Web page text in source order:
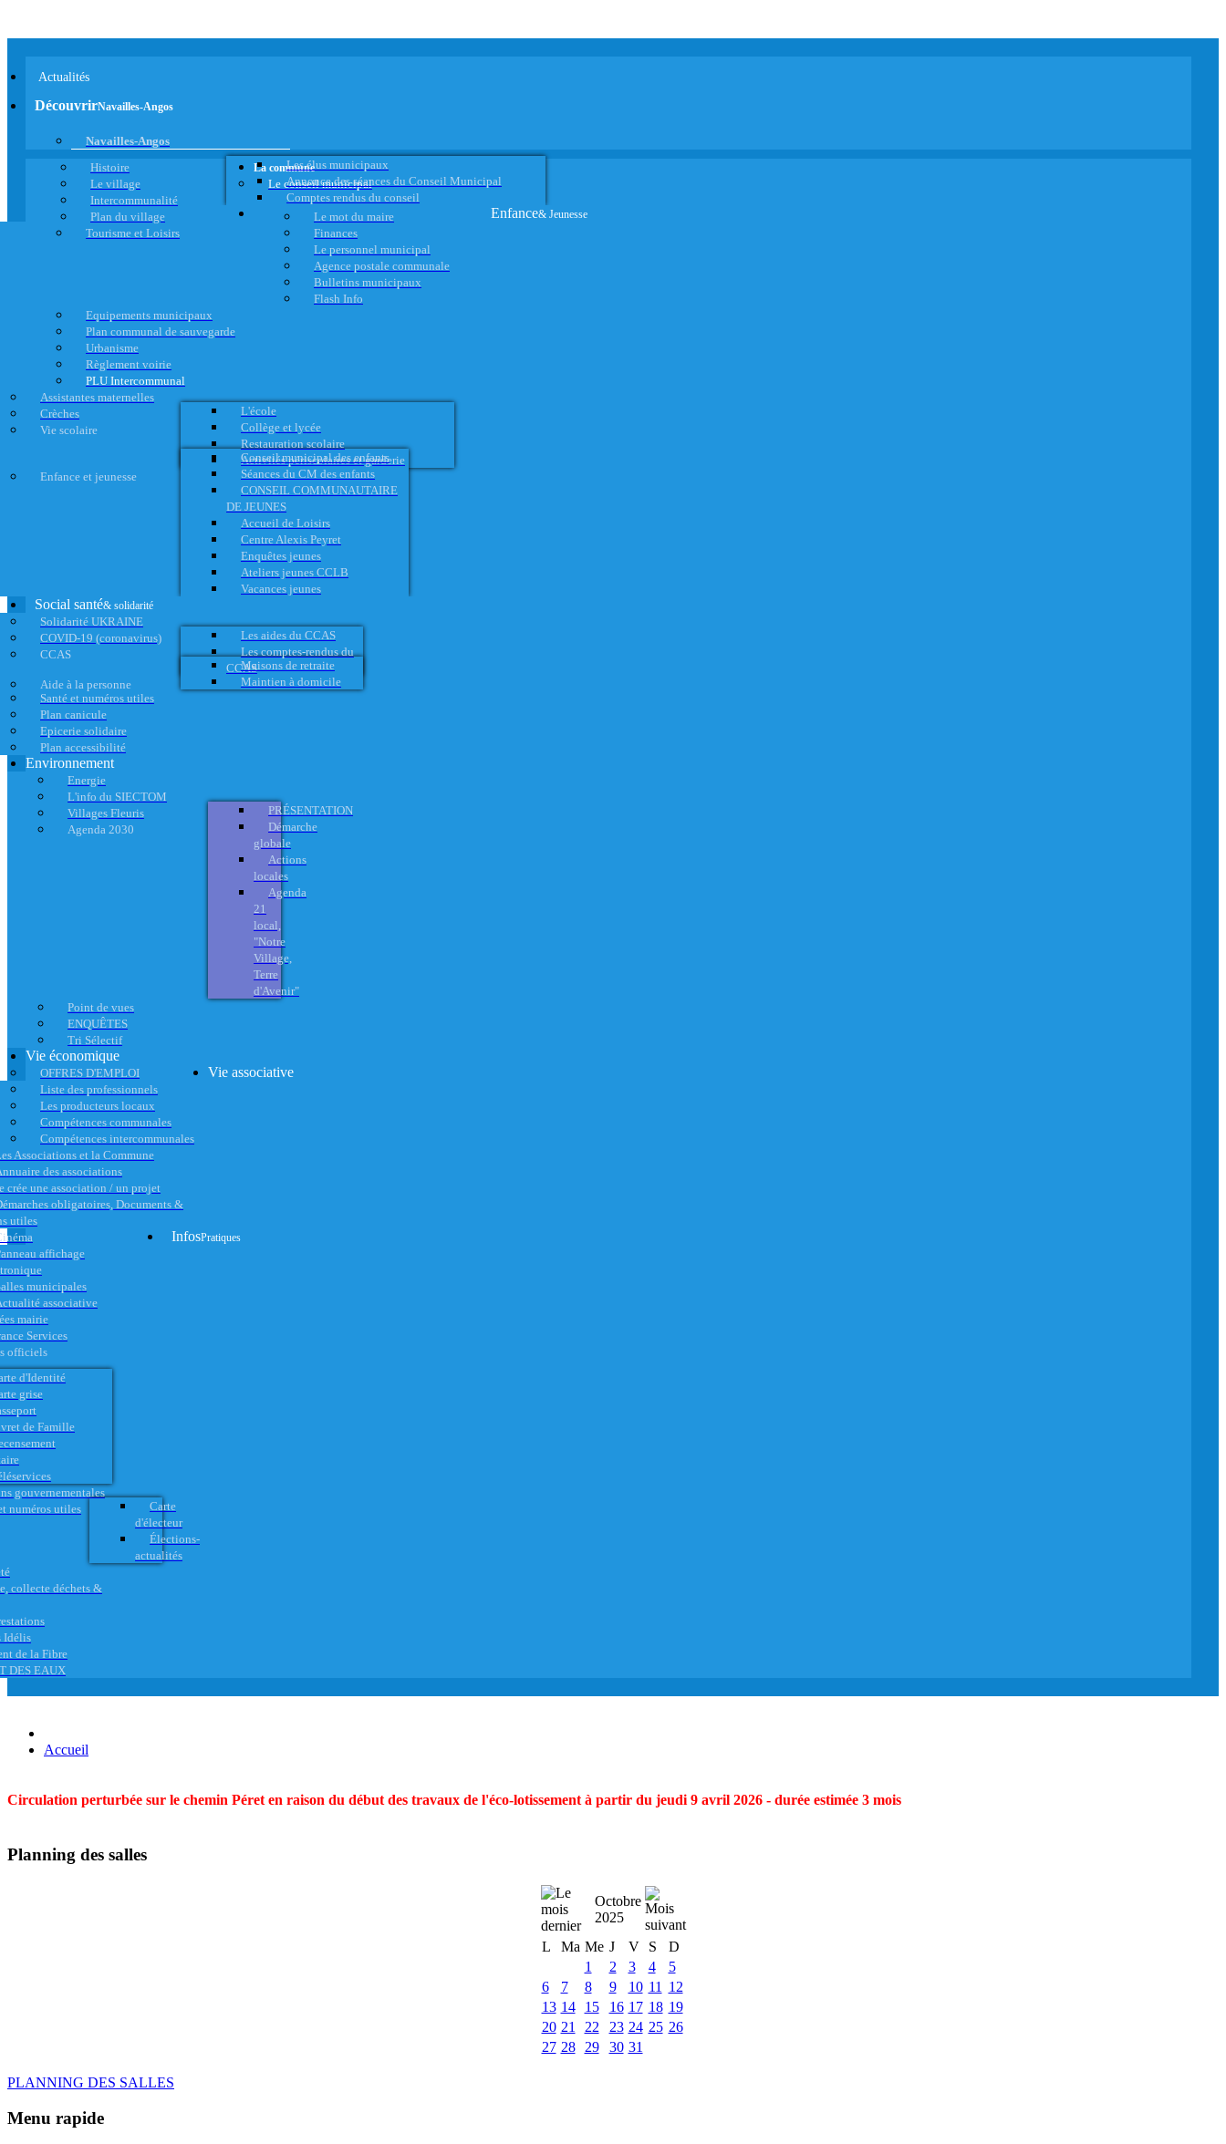
Actualités
DécouvrirNavailles-Angos
Navailles-Angos
Histoire
Le village
Intercommunalité
Plan du village
Tourisme et Loisirs
La commune
Le conseil municipal
Les élus municipaux
Annonce des séances du Conseil Municipal
Comptes rendus du conseil
Le mot du maire
Finances
Le personnel municipal
Agence postale communale
Bulletins municipaux
Flash Info
Equipements municipaux
Plan communal de sauvegarde
Urbanisme
Règlement voirie
PLU Intercommunal
Enfance& Jeunesse
Assistantes maternelles
Crèches
Vie scolaire
L'école
Collège et lycée
Restauration scolaire
Activités périscolaires et garderie
Enfance et jeunesse
Conseil municipal des enfants
Séances du CM des enfants
CONSEIL COMMUNAUTAIRE
DE JEUNES
Accueil de Loisirs
Centre Alexis Peyret
Enquêtes jeunes
Ateliers jeunes CCLB
Vacances jeunes
Social santé& solidarité
Solidarité UKRAINE
COVID-19 (coronavirus)
CCAS
Les aides du CCAS
Les comptes-rendus du
CCAS
Aide à la personne
Maisons de retraite
Maintien à domicile
Santé et numéros utiles
Plan canicule
Epicerie solidaire
Plan accessibilité
Environnement
Energie
L'info du SIECTOM
Villages Fleuris
Agenda 2030
PRÉSENTATION
Démarche
globale
Actions
locales
Agenda
21
local,
"Notre
Village,
Terre
d'Avenir"
Point de vues
ENQUÊTES
Tri Sélectif
Vie économique
OFFRES D'EMPLOI
Liste des professionnels
Les producteurs locaux
Compétences communales
Compétences intercommunales
Vie associative
Associations et la Commune
des associations
crée une association / un projet
obligatoires, Documents &
utiles
affichage
municipales
associative
InfosPratiques
mairie
Services
officiels
d'Identité
grise
de Famille
gouvernementales
numéros utiles
Carte
d'électeur
Élections-
actualités
collecte déchets &
Idélis
de la Fibre
DES EAUX
Accueil
Circulation perturbée sur le chemin Péret en raison du début des travaux de l'éco-lotissement à partir du jeudi 9 avril 2026 - durée estimée 3 mois
Planning des salles
Octobre
2025
L
Ma Me J V S
D
1
2 3 4
5
6
7 8 9 10 11
12
13 14 15 16 17 18 19
20 21 22 23 24 25 26
27 28 29 30 31
PLANNING DES SALLES
Menu rapide